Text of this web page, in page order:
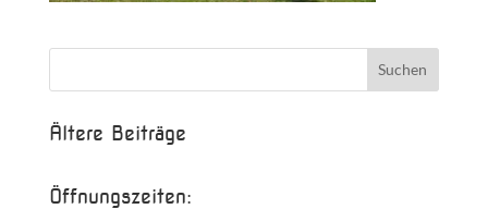
Ältere Beiträge
Öffnungszeiten: